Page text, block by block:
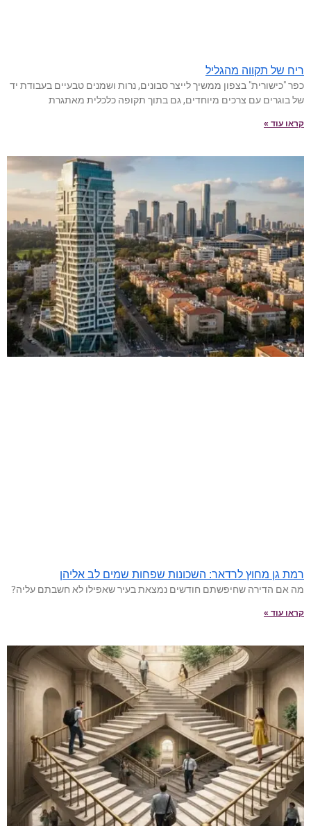
ריח של תקווה מהגליל
כפר "כישורית" בצפון ממשיך לייצר סבונים, נרות ושמנים טבעיים בעבודת יד
של בוגרים עם צרכים מיוחדים, גם בתוך תקופה כלכלית מאתגרת
קראו עוד »
רמת גן מחוץ לרדאר: השכונות שפחות שמים לב אליהן
מה אם הדירה שחיפשתם חודשים נמצאת בעיר שאפילו לא חשבתם עליה?
קראו עוד »